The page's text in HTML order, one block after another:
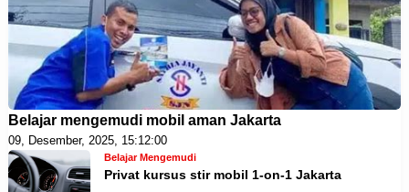
Belajar mengemudi mobil aman Jakarta
09, Desember, 2025, 15:12:00
Belajar Mengemudi
Privat kursus stir mobil 1-on-1 Jakarta